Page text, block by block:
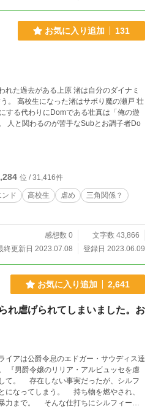
お気に入り追加 131
れた過去がある上原 渚は自分のダイナミ
。 高校生になった渚はサボり魔の瀬戸 壮
する代わりにDomである壮真は「俺の遊
人と関わるのが苦手なSubとお調子者Do
位 / 31,416件
ド 高校生 虐め
三角関係？
感想数 0
文字数 43,866
終更新日 2023.07.08
登録日 2023.06.09
お気に入り追加 2,641
れ虐げられてしまいました。お
アは公爵令息のエドガー・サウディス達
、シルフ
になってしまう。 持ち物を燃やされ、
シルフィーナ